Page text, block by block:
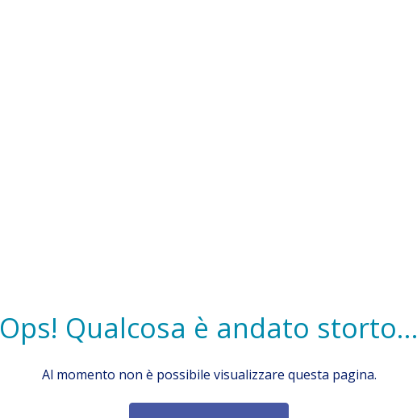
Ops! Qualcosa è andato storto...
Al momento non è possibile visualizzare questa pagina.